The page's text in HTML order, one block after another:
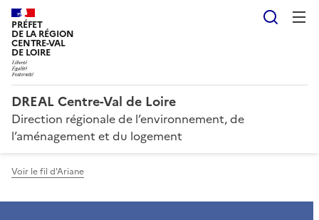
PRÉFET
DE LA RÉGION
CENTRE-VAL
DE LOIRE
DREAL Centre-Val de Loire
Direction régionale de l’environnement, de
l’aménagement et du logement
Voir le fil d'Ariane